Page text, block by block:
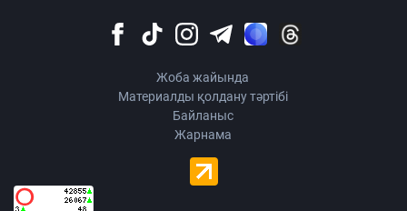
Жоба жайында
Материалды қолдану тәртібі
Байланыс
Жарнама